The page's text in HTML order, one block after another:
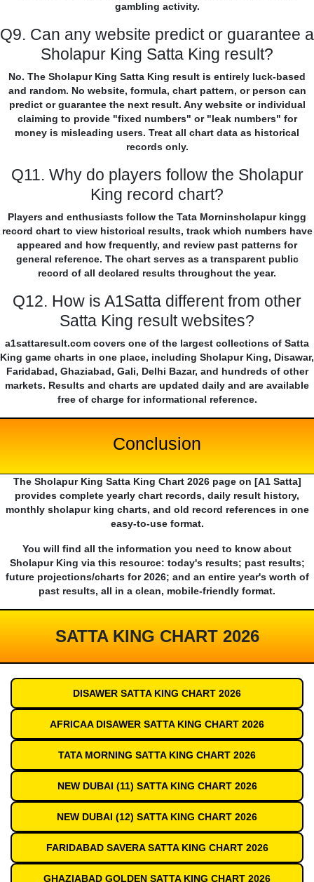
gambling activity.
Q9. Can any website predict or guarantee a
Sholapur King Satta King result?
No. The Sholapur King Satta King result is entirely luck-based
and random. No website, formula, chart pattern, or person can
predict or guarantee the next result. Any website or individual
claiming to provide "fixed numbers" or "leak numbers" for
money is misleading users. Treat all chart data as historical
records only.
Q11. Why do players follow the Sholapur
King record chart?
Players and enthusiasts follow the Tata Morninsholapur kingg
record chart to view historical results, track which numbers have
appeared and how frequently, and review past patterns for
general reference. The chart serves as a transparent public
record of all declared results throughout the year.
Q12. How is A1Satta different from other
Satta King result websites?
a1sattaresult.com covers one of the largest collections of Satta
King game charts in one place, including Sholapur King, Disawar,
Faridabad, Ghaziabad, Gali, Delhi Bazar, and hundreds of other
markets. Results and charts are updated daily and are available
free of charge for informational reference.
Conclusion
The Sholapur King Satta King Chart 2026 page on [A1 Satta]
provides complete yearly chart records, daily result history,
monthly sholapur king charts, and old record references in one
easy-to-use format.
You will find all the information you need to know about
Sholapur King via this resource: today's results; past results;
future projections/charts for 2026; and an entire year's worth of
past results, all in a clean, mobile-friendly format.
SATTA KING CHART 2026
DISAWER SATTA KING CHART 2026
AFRICAA DISAWER SATTA KING CHART 2026
TATA MORNING SATTA KING CHART 2026
NEW DUBAI (11) SATTA KING CHART 2026
NEW DUBAI (12) SATTA KING CHART 2026
FARIDABAD SAVERA SATTA KING CHART 2026
GHAZIABAD GOLDEN SATTA KING CHART 2026